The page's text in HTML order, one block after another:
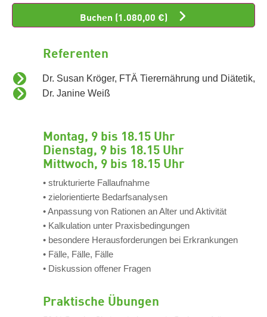
Buchen (1.080,00 €)
Referenten
Dr. Susan Kröger, FTÄ Tierernährung und Diätetik,
Dr. Janine Weiß
Montag, 9 bis 18.15 Uhr
Dienstag, 9 bis 18.15 Uhr
Mittwoch, 9 bis 18.15 Uhr
• strukturierte Fallaufnahme
• zielorientierte Bedarfsanalysen
• Anpassung von Rationen an Alter und Aktivität
• Kalkulation unter Praxisbedingungen
• besondere Herausforderungen bei Erkrankungen
• Fälle, Fälle, Fälle
• Diskussion offener Fragen
Praktische Übungen